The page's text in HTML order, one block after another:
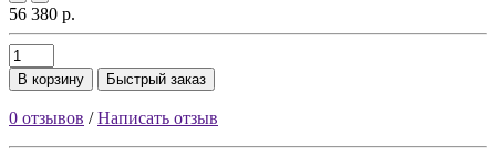
56 380 р.
В корзину Быстрый заказ
0 отзывов /Написать отзыв